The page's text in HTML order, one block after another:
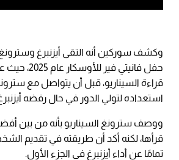
وكشف سوركين أنه التقى أيزنبرغ
حفل فانيتي فير
قراءة السيناريو، قبل أن يتواصل مع
استعداده لتولي الدور في حال رفضه
ووصف سترونغ السيناريو بأنه من بين
قرأها، لكنه أكد أن طريقته في تقديم
تمامًا عن أداء أيزنبرغ في الجزء الأول.